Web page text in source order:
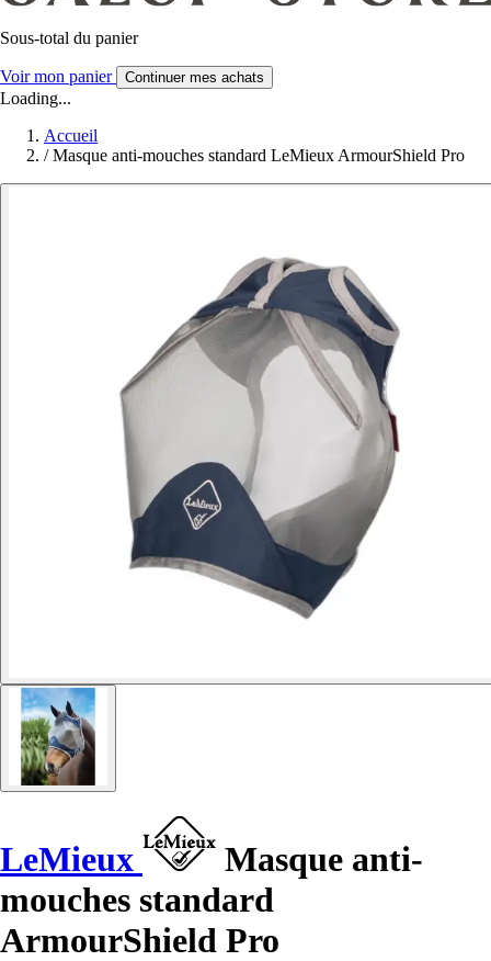
Sous-total du panier
Voir mon panier Continuer mes achats
Loading...
Accueil
/ Masque anti-mouches standard LeMieux ArmourShield Pro
LeMieux
Masque anti-
mouches standard
ArmourShield Pro